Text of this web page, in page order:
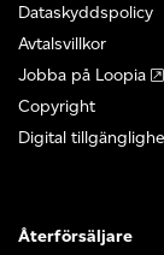
Dataskyddspolicy
Avtalsvillkor
Jobba på Loopia
Copyright
Digital
Återförsäljare